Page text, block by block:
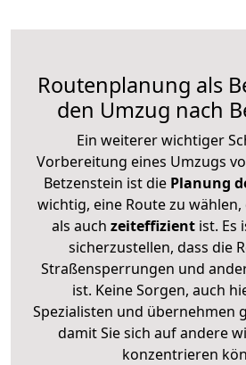
Routenplanung als
den Umzug nach
Ein weiterer wichtiger
Vorbereitung eines Umzugs
Betzenstein ist die Planung
wichtig, eine Route zu
als auch zeiteffizientist. Es
sicherzustellen, dass die
Straßensperrungen und
ist. Keine Sorgen, auch
Spezialisten und übernehmen
damit Sie sich auf andere
konzentrieren